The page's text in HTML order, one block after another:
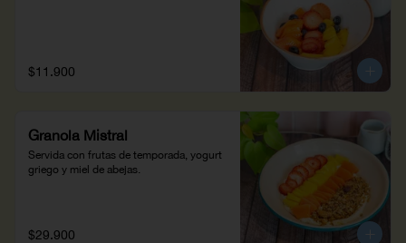
$11.900
Granola Mistral
Servida con frutas de temporada, yogurt
griego y miel de abejas.
$29.900